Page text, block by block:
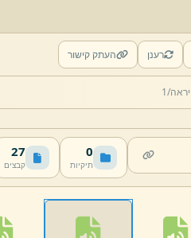
רענן העתק קישור
1
0
תיקיות
27
קבצים